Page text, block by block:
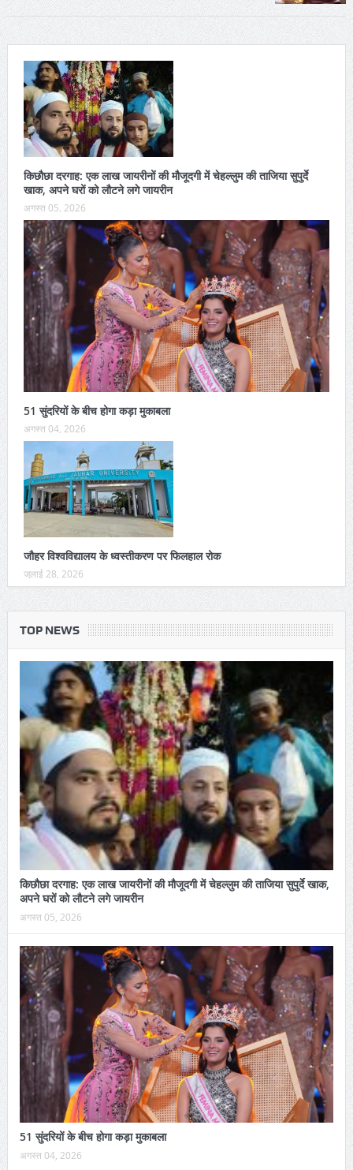
किछौछा दरगाह: एक लाख जायरीनों की मौजूदगी में चेहल्लुम की ताजिया सुपुर्दे
खाक, अपने घरों को लौटने लगे जायरीन
अगस्त 05, 2026
51 सुंदरियों के बीच होगा कड़ा मुकाबला
अगस्त 04, 2026
जौहर विश्वविद्यालय के ध्वस्तीकरण पर फिलहाल रोक
जुलाई 28, 2026
TOP NEWS
किछौछा दरगाह: एक लाख जायरीनों की मौजूदगी में चेहल्लुम की ताजिया सुपुर्दे खाक,
अपने घरों को लौटने लगे जायरीन
अगस्त 05, 2026
51 सुंदरियों के बीच होगा कड़ा मुकाबला
अगस्त 04, 2026